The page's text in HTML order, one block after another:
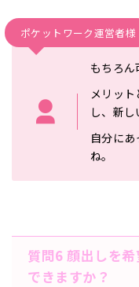
ポケットワーク運営者様
もちろん
メリッ
し、新し
自分に
ね。
質問6 顔出しを
できますか？